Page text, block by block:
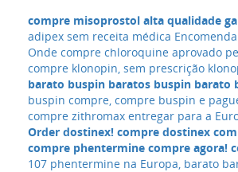
compre misoprostol alta qualidade
adipex sem receita médica
Onde compre chloroquine aprovado
compre klonopin, sem prescrição
barato buspin baratos buspin
buspin compre, compre buspin e
compre zithromax entregar para a
Order dostinex! compre dostinex
compre phentermine compre agora!
107 phentermine na Europa, barato